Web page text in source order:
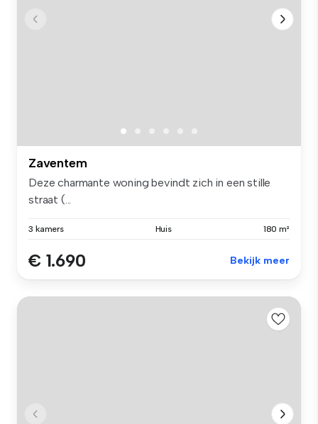
Zaventem
Deze charmante woning bevindt zich in een stille
straat (...
3 kamers Huis 180 m²
€ 1.690 Bekijk meer